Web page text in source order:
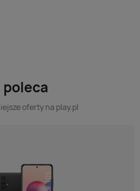
poleca
oferty na play.pl